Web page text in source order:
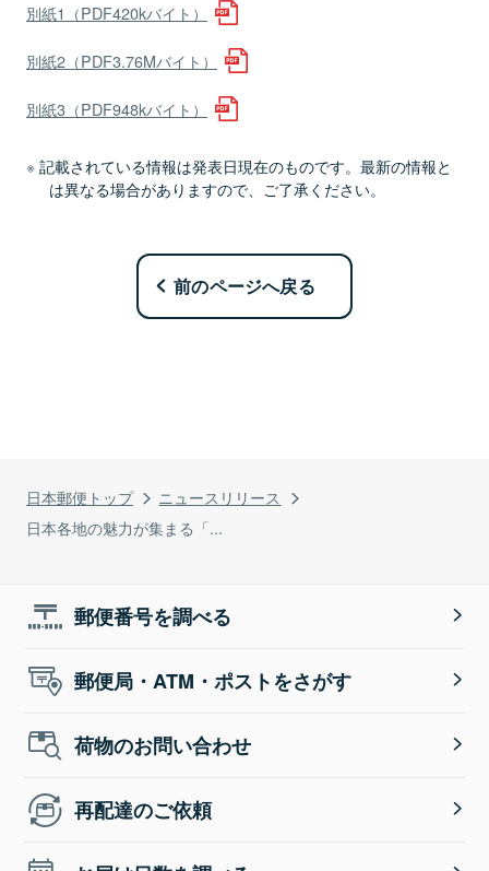
日本郵便トップ
ニュースリリース
日本各地の魅力が集まる「...
別紙1（PDF420kバイト）
別紙2（PDF3.76Mバイト）
別紙3（PDF948kバイト）
記載されている情報は発表日現在のものです。最新の情報と
は異なる場合がありますので、ご了承ください。
前のページへ戻る
郵便番号を調べる
郵便局・ATM・ポストをさがす
荷物のお問い合わせ
再配達のご依頼